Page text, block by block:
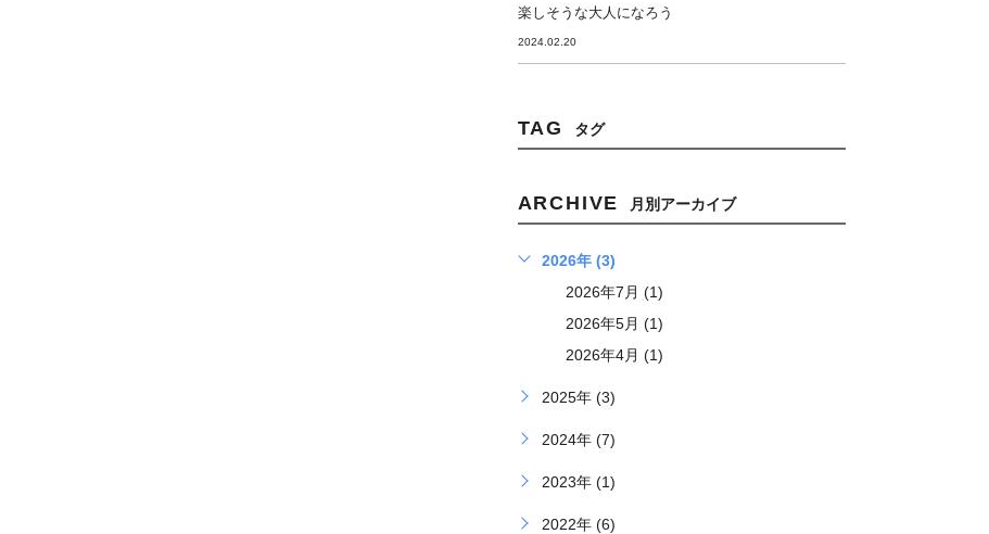
楽しそうな大人になろう
2024.02.20
TAG タグ
ARCHIVE 月別アーカイブ
2026年 (3)
2026年7月 (1)
2026年5月 (1)
2026年4月 (1)
2025年 (3)
2024年 (7)
2023年 (1)
2022年 (6)